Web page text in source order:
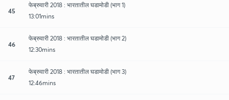
45
फेब्रुवारी 2018 : भारतातील घडामोडी (भाग 1)
13:01mins
46
फेब्रुवारी 2018 : भारतातील घडामोडी (भाग 2)
12:30mins
47
फेब्रुवारी 2018 : भारतातील घडामोडी (भाग 3)
12:46mins